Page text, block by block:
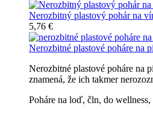
Nerozbitný plastový pohár na
5,76 €
Nerozbitné plastové poháre na
Nerozbitné plastové poháre na
znamená, že ich takmer
Poháre na loď, čln, do